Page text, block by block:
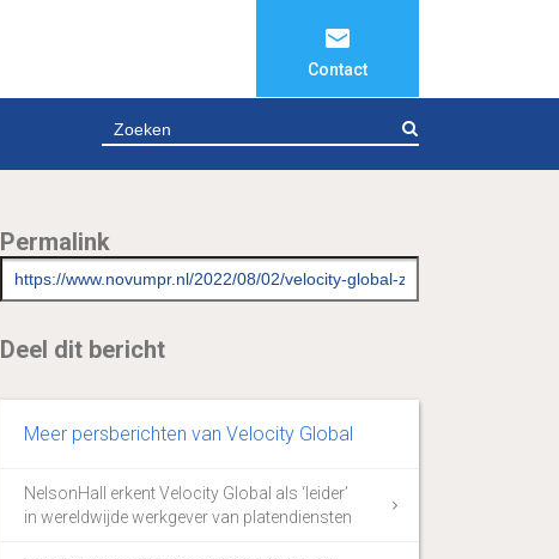
Contact
Permalink
Deel dit bericht
Meer persberichten van Velocity Global
NelsonHall erkent Velocity Global als ‘leider’
in wereldwijde werkgever van platendiensten